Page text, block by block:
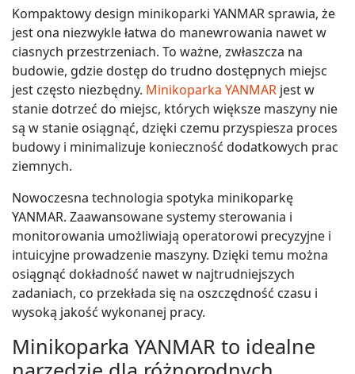
Kompaktowy design minikoparki YANMAR sprawia, że
jest ona niezwykle łatwa do manewrowania nawet w
ciasnych przestrzeniach. To ważne, zwłaszcza na
budowie, gdzie dostęp do trudno dostępnych miejsc
jest często niezbędny. Minikoparka YANMAR jest w
stanie dotrzeć do miejsc, których większe maszyny nie
są w stanie osiągnąć, dzięki czemu przyspiesza proces
budowy i minimalizuje konieczność dodatkowych prac
ziemnych.
Nowoczesna technologia spotyka minikoparkę
YANMAR. Zaawansowane systemy sterowania i
monitorowania umożliwiają operatorowi precyzyjne i
intuicyjne prowadzenie maszyny. Dzięki temu można
osiągnąć dokładność nawet w najtrudniejszych
zadaniach, co przekłada się na oszczędność czasu i
wysoką jakość wykonanej pracy.
Minikoparka YANMAR to idealne